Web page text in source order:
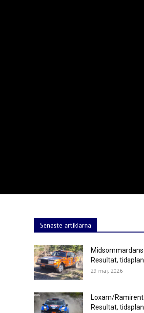
Senaste artiklarna
Resultat,
29 maj, 2026
Loxam/
Resultat,